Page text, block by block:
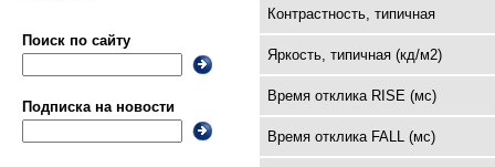
Поиск по сайту
Подписка на новости
Контрастность, типичная
Яркость, типичная (кд/м2)
Время отклика RISE (мс)
Время отклика FALL (мс)